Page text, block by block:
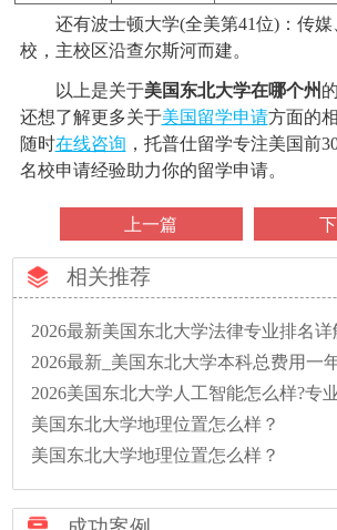
还有波士顿大学(全美第41位)：传媒
校，主校区沿查尔斯河而建。
以上是关于美国东北大学在哪个州
还想了解更多关于美国留学申请方面的
随时在线咨询 ，托普仕留学专注美国前
名校申请经验助力你的留学申请。
上一篇
相关推荐
2026最新美国东北大学法律专业排名详
2026最新_美国东北大学本科总费用一
2026美国东北大学人工智能怎么样?专
美国东北大学地理位置怎么样？
美国东北大学地理位置怎么样？